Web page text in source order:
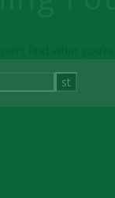
can't find what